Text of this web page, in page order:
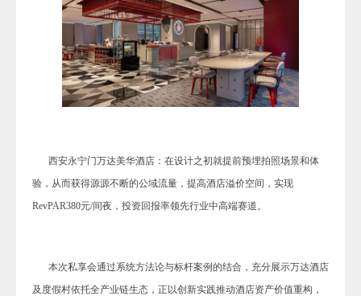
西安永宁门万达美华酒店：在设计之初就提前预埋拍照场景和体
验，从而获得源源不断的公域流量，提高酒店溢价空间，实现
RevPAR380元/间夜，投资回报率领先行业中高端赛道。
本次私享会通过系统方法论与标杆案例的结合，充分展示万达酒店
及度假村依托全产业链生态，正以创新实践推动酒店资产价值重构，